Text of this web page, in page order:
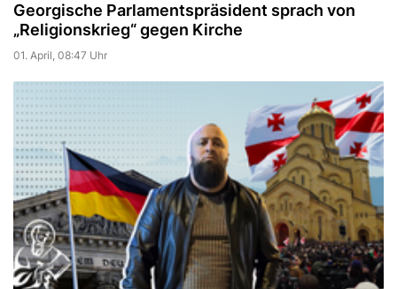
Georgische Parlamentspräsident sprach von
„Religionskrieg“ gegen Kirche
01. April, 08:47 Uhr